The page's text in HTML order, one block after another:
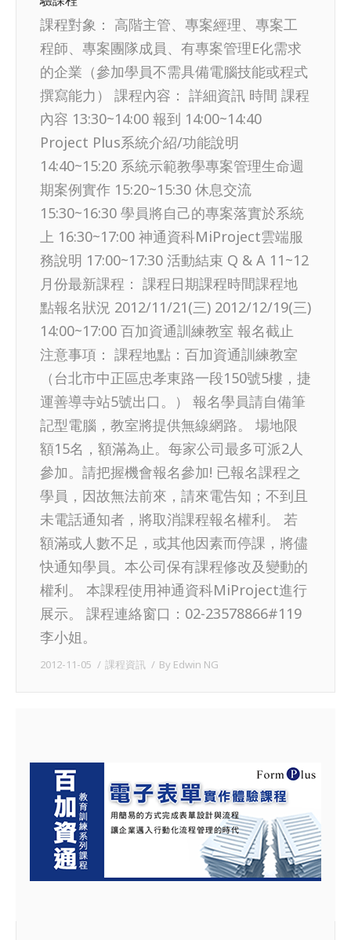
課程對象： 高階主管、專案經理、專案工
程師、專案團隊成員、有專案管理E化需求
的企業（參加學員不需具備電腦技能或程式
撰寫能力） 課程內容： 詳細資訊 時間 課程
內容 13:30~14:00 報到 14:00~14:40
Project Plus系統介紹/功能說明
14:40~15:20 系統示範教學專案管理生命週
期案例實作 15:20~15:30 休息交流
15:30~16:30 學員將自己的專案落實於系統
上 16:30~17:00 神通資科MiProject雲端服
務說明 17:00~17:30 活動結束 Q & A 11~12
月份最新課程： 課程日期課程時間課程地
點報名狀況 2012/11/21(三) 2012/12/19(三)
14:00~17:00 百加資通訓練教室 報名截止
注意事項： 課程地點：百加資通訓練教室
（台北市中正區忠孝東路一段150號5樓，捷
運善導寺站5號出口。） 報名學員請自備筆
記型電腦，教室將提供無線網路。 場地限
額15名，額滿為止。每家公司最多可派2人
參加。請把握機會報名參加! 已報名課程之
學員，因故無法前來，請來電告知；不到且
未電話通知者，將取消課程報名權利。 若
額滿或人數不足，或其他因素而停課，將儘
快通知學員。本公司保有課程修改及變動的
權利。 本課程使用神通資科MiProject進行
展示。 課程連絡窗口：02-23578866#119
李小姐。
2012-11-05 課程資訊 By Edwin NG